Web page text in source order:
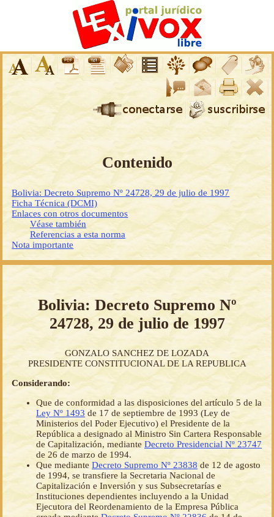
Contenido
Bolivia: Decreto Supremo Nº 24728, 29 de julio de 1997
Ficha Técnica (DCMI)
Enlaces con otros documentos
Véase también
Referencias a esta norma
Nota importante
Bolivia: Decreto Supremo Nº
24728, 29 de julio de 1997
GONZALO SANCHEZ DE LOZADA
PRESIDENTE CONSTITUCIONAL DE LA REPUBLICA
Considerando:
Que de conformidad a las disposiciones del artículo 5 de la
Ley Nº 1493 de 17 de septiembre de 1993 (Ley de
Ministerios del Poder Ejecutivo) el Presidente de la
República a designado al Ministro Sin Cartera Responsable
de Capitalización, mediante Decreto Presidencial Nº 23747
de 26 de marzo de 1994.
Que mediante Decreto Supremo Nº 23838 de 12 de agosto
de 1994, se transfiere la Secretaria Nacional de
Capitalización e Inversión y sus Subsecretarías e
Instituciones dependientes incluyendo a la Unidad
Ejecutora del Reordenamiento de la Empresa Pública